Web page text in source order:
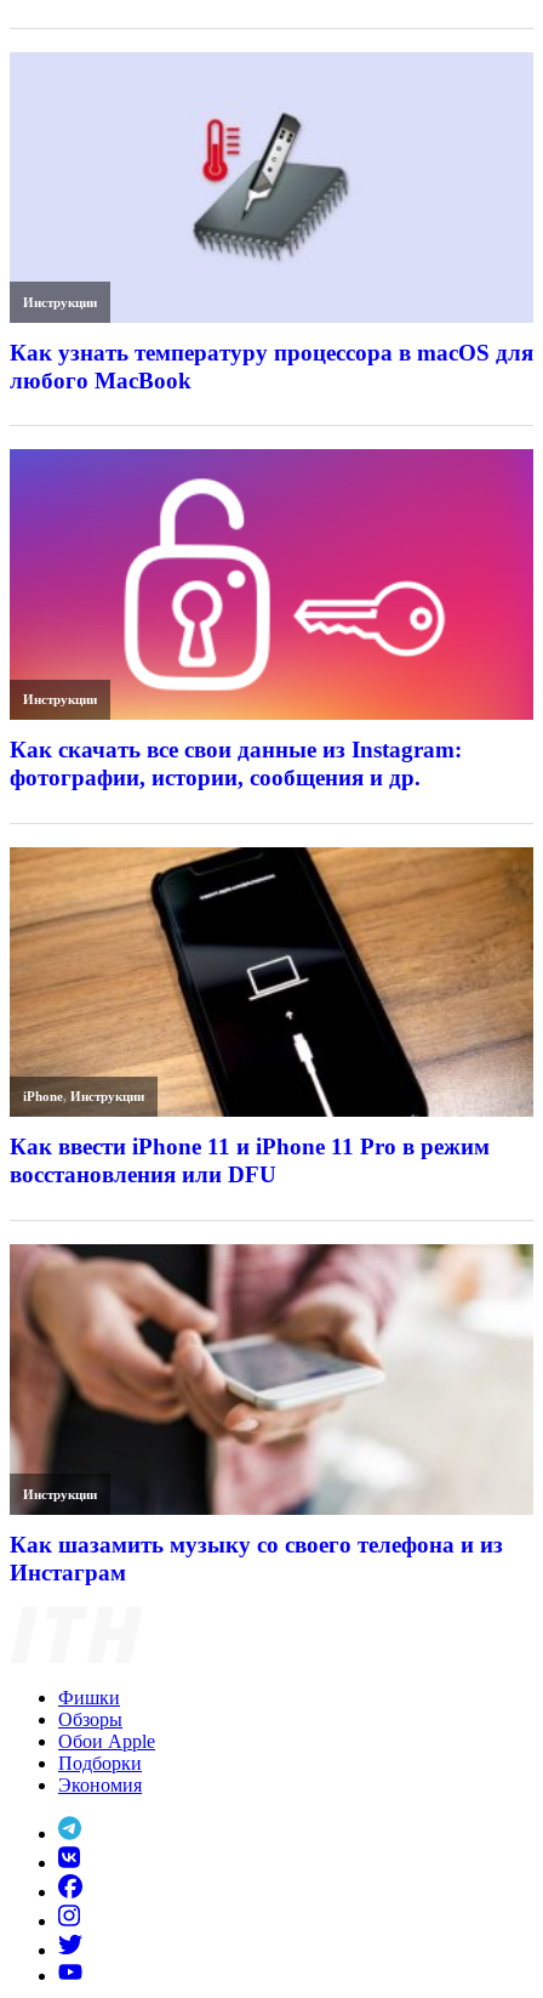
Инструкции
Как узнать температуру процессора в macOS для
любого MacBook
Инструкции
Как скачать все свои данные из Instagram:
фотографии, истории, сообщения и др.
iPhone,Инструкции
Как ввести iPhone 11 и iPhone 11 Pro в режим
восстановления или DFU
Инструкции
Как шазамить музыку со своего телефона и из
Инстаграм
Фишки
Обзоры
Обои Apple
Подборки
Экономия